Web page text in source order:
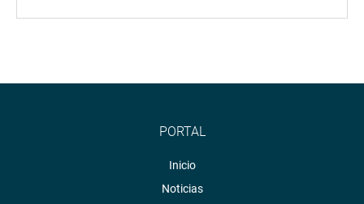
PORTAL
Inicio
Noticias